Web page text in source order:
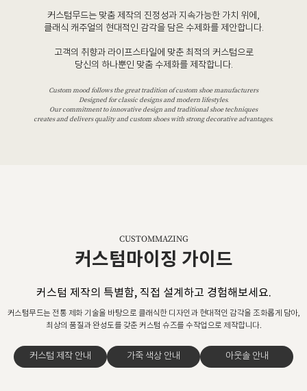
커스텀무드는 맞춤 제작의 진정성과 지속가능한 가치 위에,
클래식 캐주얼의 현대적인 감각을 담은 수제화를 제안합니다.
고객의 취향과 라이프스타일에 맞춘 최적의 커스텀으로
당신의 하나뿐인 맞춤 수제화를 제작합니다.
Custom mood follows the great tradition of custom shoe manufacturers
Designed for classic designs and modern lifestyles.
Our commitment to innovative design and traditional shoe techniques
creates and delivers quality and custom shoes with strong decorative advantages.
CUSTOMMAZING
커스텀마이징 가이드
커스텀 제작의 특별함, 직접 설계하고 경험해보세요.
커스텀무드는 전통 제화 기술을 바탕으로 클래식한 디자인과 현대적인 감각을 조화롭게 담아,
최상의 품질과 완성도를 갖춘 커스텀 슈즈를 수작업으로 제작합니다.
커스텀 제작 안내 가죽 색상 안내 아웃솔 안내